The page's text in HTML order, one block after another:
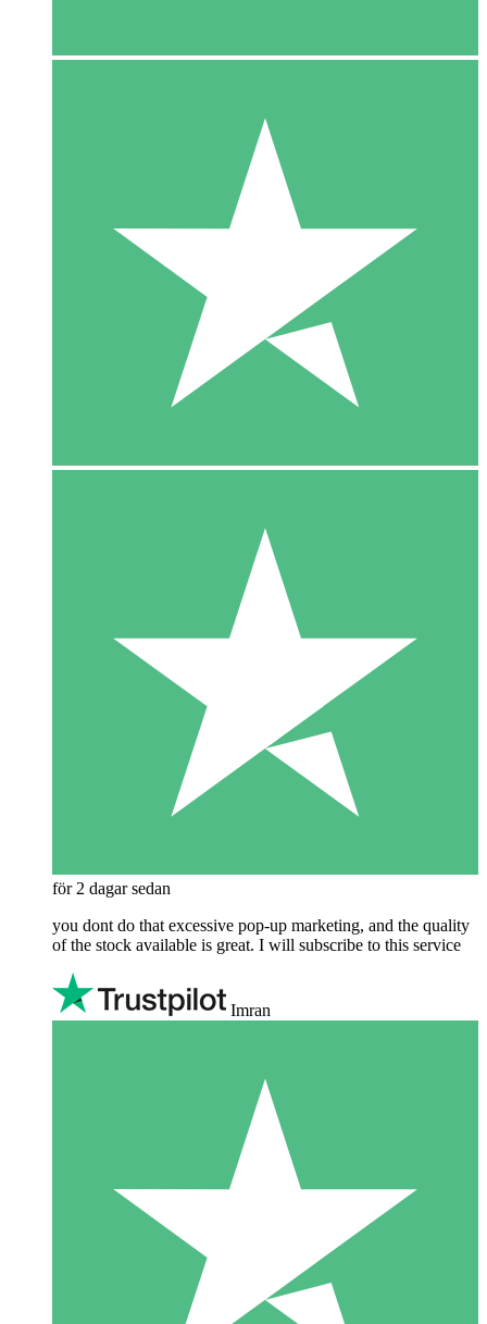
för 2 dagar sedan
you dont do that excessive pop-up marketing, and the quality
of the stock available is great. I will subscribe to this service
Imran